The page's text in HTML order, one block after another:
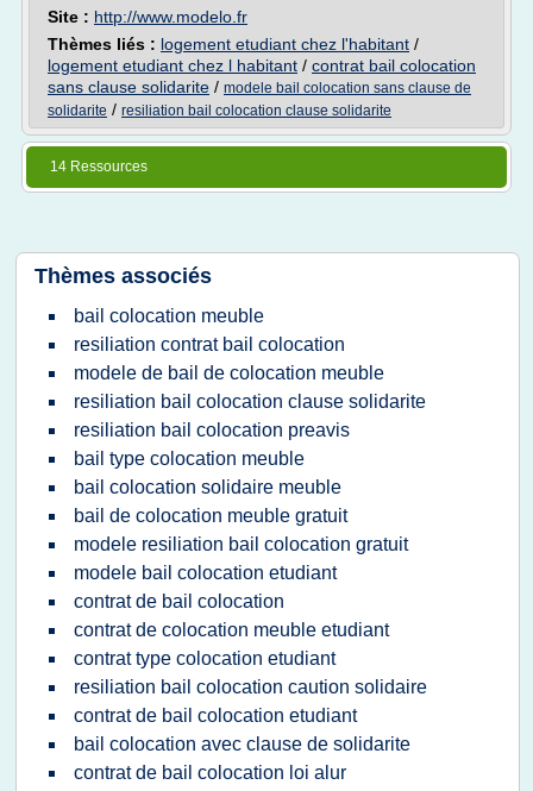
Site : http://www.modelo.fr
Thèmes liés : logement etudiant chez l'habitant /
logement etudiant chez l habitant / contrat bail colocation
sans clause solidarite / modele bail colocation sans clause de
solidarite / resiliation bail colocation clause solidarite
14 Ressources
Thèmes associés
bail colocation meuble
resiliation contrat bail colocation
modele de bail de colocation meuble
resiliation bail colocation clause solidarite
resiliation bail colocation preavis
bail type colocation meuble
bail colocation solidaire meuble
bail de colocation meuble gratuit
modele resiliation bail colocation gratuit
modele bail colocation etudiant
contrat de bail colocation
contrat de colocation meuble etudiant
contrat type colocation etudiant
resiliation bail colocation caution solidaire
contrat de bail colocation etudiant
bail colocation avec clause de solidarite
contrat de bail colocation loi alur